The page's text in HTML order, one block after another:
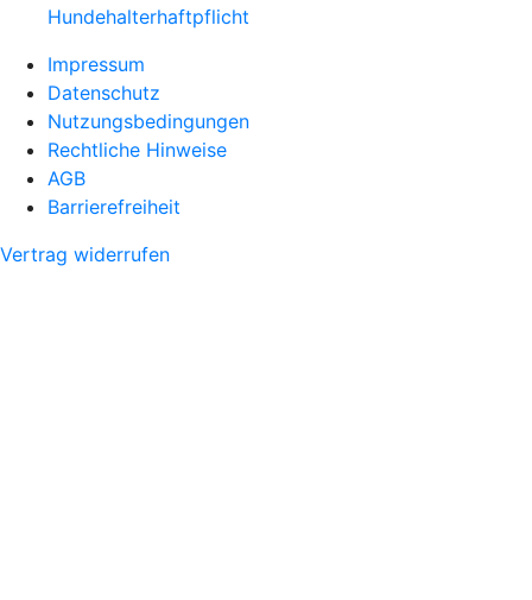
Hundehalter­haftpflicht
Impressum
Datenschutz
Nutzungsbedingungen
Rechtliche Hinweise
AGB
Barrierefreiheit
Vertrag widerrufen